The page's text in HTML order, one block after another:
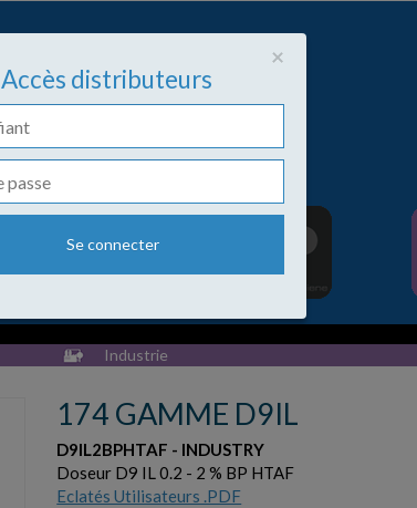
Industrie
174 GAMME D9IL
D9IL2BPHTAF - INDUSTRY
Doseur D9 IL 0.2 - 2 % BP HTAF
Eclatés Utilisateurs .PDF
×
Accès distributeurs